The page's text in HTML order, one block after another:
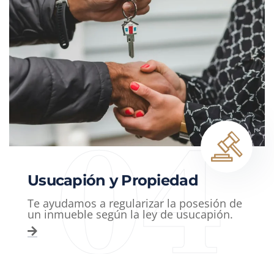
04
Usucapión y Propiedad
Te ayudamos a regularizar la posesión de
un inmueble según la ley de usucapión.